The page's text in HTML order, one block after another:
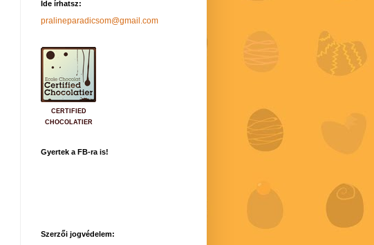
Ide írhatsz:
pralineparadicsom@gmail.com
CERTIFIED
CHOCOLATIER
Gyertek a FB-ra is!
Szerzői jogvédelem: